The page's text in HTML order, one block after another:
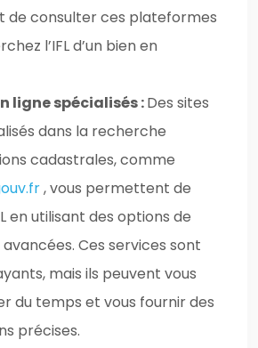
de consulter ces plateformes
l’IFL d’un bien en
ligne spécialisés :Des sites
dans la recherche
cadastrales, comme
, vous permettent de
en utilisant des options de
Ces services sont
mais ils peuvent vous
du temps et vous fournir des
précises.